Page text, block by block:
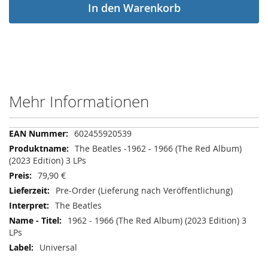
In den Warenkorb
Mehr Informationen
Mehr
Informationen
602455920539
The Beatles -1962 - 1966 (The Red Album)
(2023 Edition) 3 LPs
79,90 €
Pre-Order (Lieferung nach Veröffentlichung)
The Beatles
1962 - 1966 (The Red Album) (2023 Edition) 3
LPs
Universal